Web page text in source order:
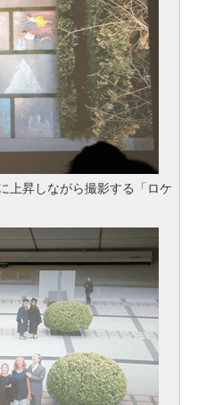
上昇しながら撮影する「ロケ